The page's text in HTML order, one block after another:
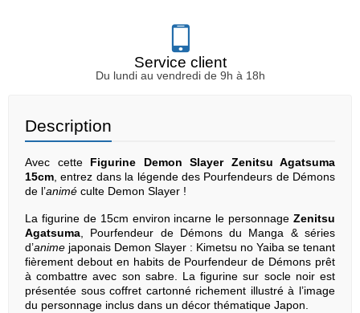
Service client
Du lundi au vendredi de 9h à 18h
Description
Avec cette Figurine Demon Slayer Zenitsu Agatsuma
15cm, entrez dans la légende des Pourfendeurs de Démons
de l’animé culte Demon Slayer !
La figurine de 15cm environ incarne le personnage Zenitsu
Agatsuma, Pourfendeur de Démons du Manga & séries
d’anime japonais Demon Slayer : Kimetsu no Yaiba se tenant
fièrement debout en habits de Pourfendeur de Démons prêt
à combattre avec son sabre. La figurine sur socle noir est
présentée sous coffret cartonné richement illustré à l’image
du personnage inclus dans un décor thématique Japon.